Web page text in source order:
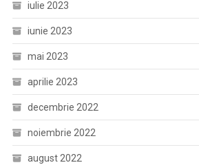
iulie 2023
iunie 2023
mai 2023
aprilie 2023
decembrie 2022
noiembrie 2022
august 2022